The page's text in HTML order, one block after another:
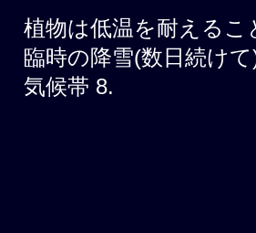
植物は低温を耐えるこ
臨時の降雪(数日続け
気候帯 8.